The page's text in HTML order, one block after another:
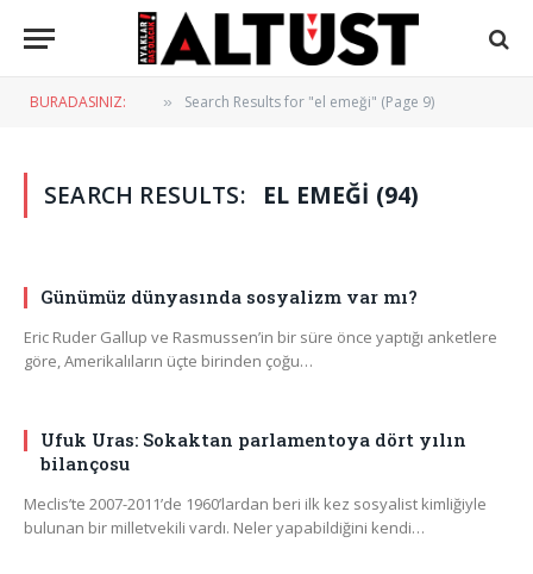
BURADASINIZ: » Search Results for "el emeği" (Page 9)
SEARCH RESULTS: EL EMEĞI (94)
Günümüz dünyasında sosyalizm var mı?
Eric Ruder Gallup ve Rasmussen’in bir süre önce yaptığı anketlere
göre, Amerikalıların üçte birinden çoğu…
Ufuk Uras: Sokaktan parlamentoya dört yılın
bilançosu
Meclis’te 2007-2011’de 1960’lardan beri ilk kez sosyalist kimliğiyle
bulunan bir milletvekili vardı. Neler yapabildiğini kendi…